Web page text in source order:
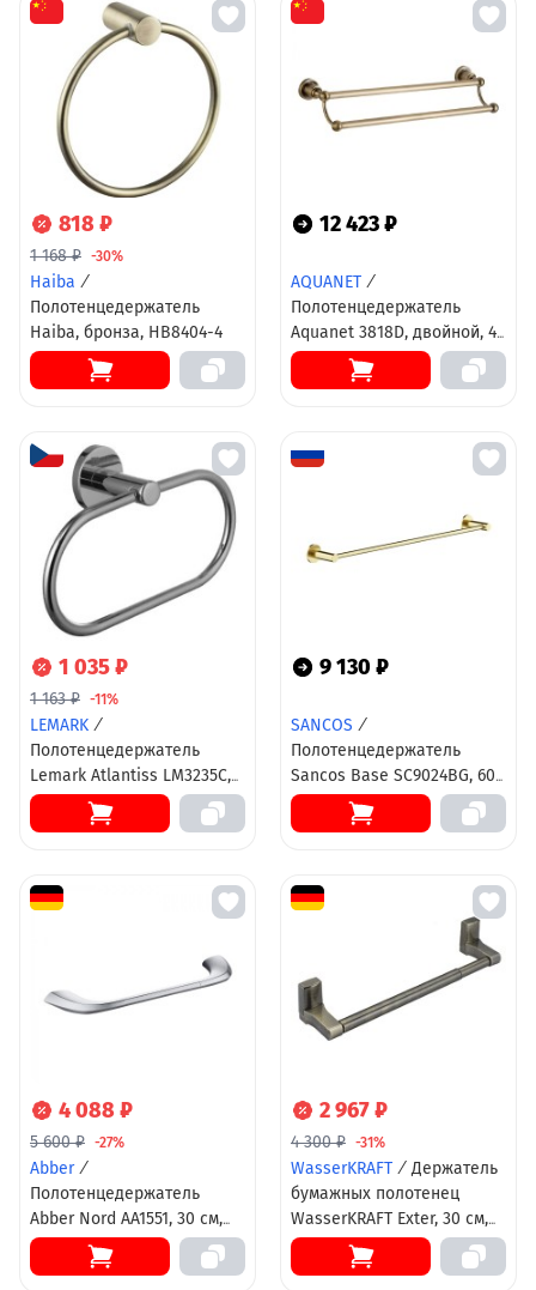
818 ₽
1 168 ₽ -30%
Haiba /
Полотенцедержатель
Haiba, бронза, HB8404-4
12 423 ₽
AQUANET /
Полотенцедержатель
Aquanet 3818D, двойной, 45
см, бронза (189260)
1 035 ₽
1 163 ₽ -11%
LEMARK /
Полотенцедержатель
Lemark Atlantiss LM3235C,
овал, 21 см, хром
9 130 ₽
SANCOS /
Полотенцедержатель
Sancos Base SC9024BG, 60
см, PVD золото
брашированное
4 088 ₽
5 600 ₽ -27%
Abber/
Полотенцедержатель
Abber Nord AA1551, 30 см,
цвет хром
2 967 ₽
4 300 ₽ -31%
WasserKRAFT / Держатель
бумажных полотенец
WasserKRAFT Exter, 30 см,
бронза, K-5291